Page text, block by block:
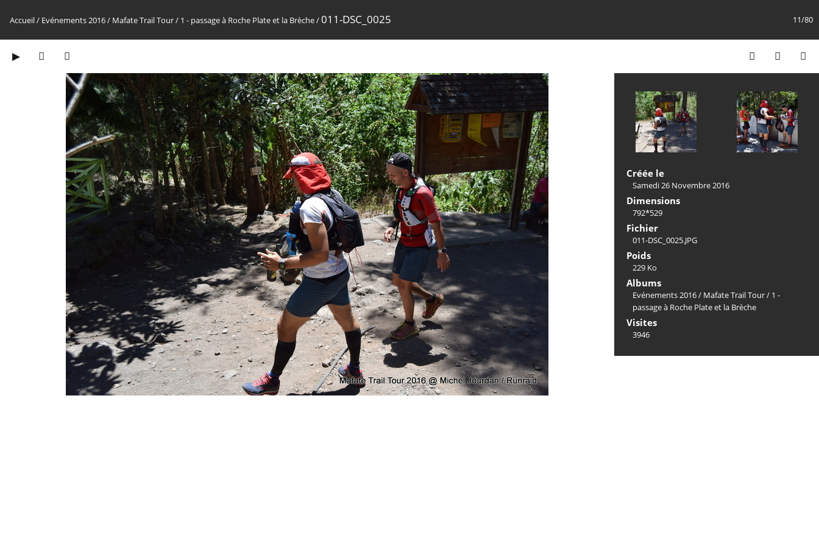
11/80
Accueil/ Evénements 2016/ Mafate Trail Tour/ 1 - passage à Roche Plate et la Brèche/011-DSC_0025
Créée le
Samedi 26 Novembre 2016
Dimensions
792*529
Fichier
011-DSC_0025.JPG
Poids
229 Ko
Albums
Evénements 2016/ Mafate Trail Tour/ 1 -
passage à Roche Plate et la Brèche
Visites
3946